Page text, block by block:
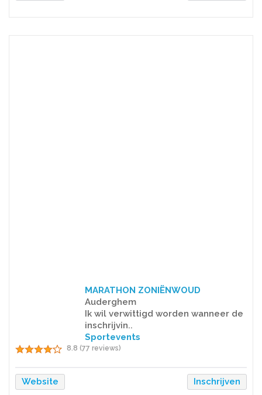
MARATHON ZONIËNWOUD
Auderghem
Ik wil verwittigd worden wanneer de
inschrijvin..
Sportevents
8.8 (77 reviews)
Website Inschrijven